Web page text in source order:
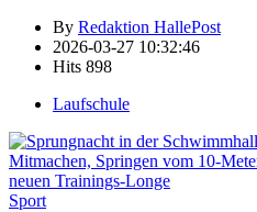
By Redaktion HallePost
2026-03-27 10:32:46
Hits 898
Laufschule
Sport